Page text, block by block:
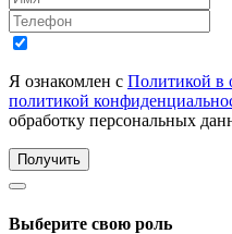
Я ознакомлен с Политикой в
политикой
обработку персональных
Получить
Выберите свою роль